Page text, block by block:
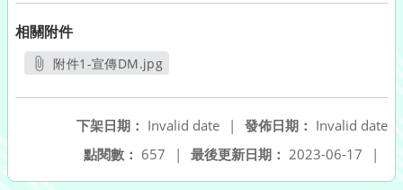
相關附件
附件1-宣傳DM.jpg
發佈日期： Invalid date
下架日期： Invalid date
|
最後更新日期： 2023-06-17 |
點閱數： 657 |